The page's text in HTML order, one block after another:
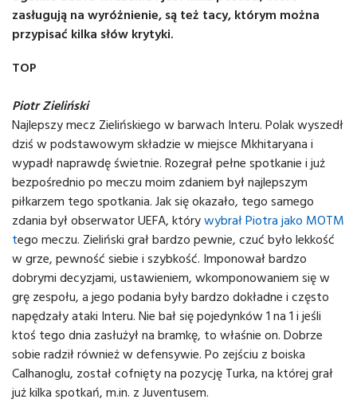
zasługują na wyróżnienie, są też tacy, którym można
przypisać kilka słów krytyki.
TOP
Piotr Zieliński
Najlepszy mecz Zielińskiego w barwach Interu. Polak wyszedł
dziś w podstawowym składzie w miejsce Mkhitaryana i
wypadł naprawdę świetnie. Rozegrał pełne spotkanie i już
bezpośrednio po meczu moim zdaniem był najlepszym
piłkarzem tego spotkania. Jak się okazało, tego samego
zdania był obserwator UEFA, którywybrał Piotra jako MOTM
tego meczu. Zieliński grał bardzo pewnie, czuć było lekkość
w grze, pewność siebie i szybkość. Imponował bardzo
dobrymi decyzjami, ustawieniem, wkomponowaniem się w
grę zespołu, a jego podania były bardzo dokładne i często
napędzały ataki Interu. Nie bał się pojedynków 1 na 1 i jeśli
ktoś tego dnia zasłużył na bramkę, to właśnie on. Dobrze
sobie radził również w defensywie. Po zejściu z boiska
Calhanoglu, został cofnięty na pozycję Turka, na której grał
już kilka spotkań, m.in. z Juventusem.